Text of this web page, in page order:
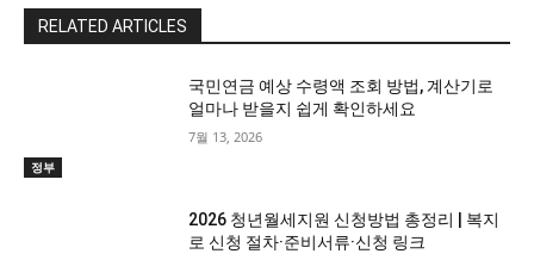
RELATED ARTICLES
정부
국민연금 예상 수령액 조회 방법, 계산기로
얼마나 받을지 쉽게 확인하세요
7월 13, 2026
2026 청년월세지원 신청방법 총정리 | 복지
로 신청 절차·준비서류·신청 링크